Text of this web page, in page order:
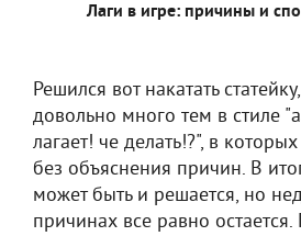
Лаги в игре: причины и
Решился вот накатать
довольно много тем в стиле
лагает! че делать!?", в
без объяснения причин. В
может быть и решается, но
причинах все равно